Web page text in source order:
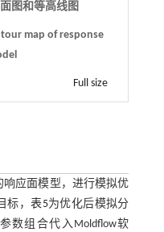
图和等高线图
map of response
Full size
响应面模型，进行模拟优
标，表5为优化后模拟分
数组合代入Moldflow软